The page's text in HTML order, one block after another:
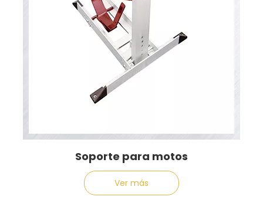
Soporte para motos
Ver más